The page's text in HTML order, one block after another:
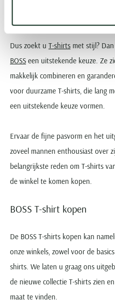
Dus zoekt u T-shirts met stijl?
BOSS een uitstekende keuze. Ze
makkelijk combineren en
voor duurzame T-shirts, die lang
een uitstekende keuze vormen.
Ervaar de fijne pasvorm en het
zoveel mannen enthousiast over
belangrijkste reden om T-shirts
de winkel te komen kopen.
BOSS T-shirt kopen
De BOSS T-shirts kopen kan
onze winkels, zowel voor de
shirts. We laten u graag ons
de nieuwe collectie T-shirts zien
maat te vinden.